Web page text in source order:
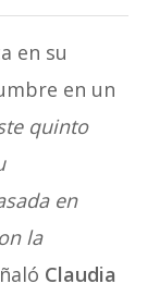
en su
en un
quinto
en
la
Claudia